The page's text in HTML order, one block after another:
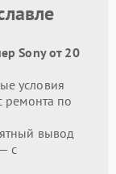
Sony от 20
условия
ремонта по
вывод
— с